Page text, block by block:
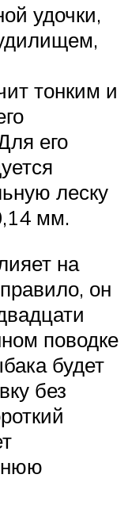
удочки,
тонким и
его
леску
мм.
на
он
поводке
будет
без